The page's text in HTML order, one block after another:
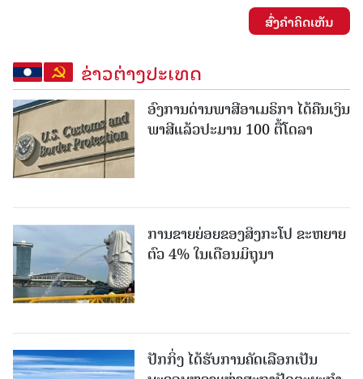
ສົ່ງຄໍາຄິດເຫັນ
ຂ່າວຕ່າງປະເທດ
ອົງການດ່ານພາສີອາເມຣິກາ ໄດ້ຄືນເງິນ
ພາສີແລ້ວປະມານ 100 ຕື້ໂດລາ
ການຂາຍຍ່ອຍຂອງສິງກະໂປ ຂະຫຍາຍ
ຕົວ 4% ໃນເດືອນມິຖຸນາ
ປັກກິ່ງ ໄດ້ຮັບການຄັດເລືອກເປັນ